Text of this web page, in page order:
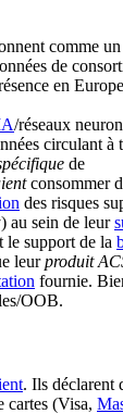
comme
de
en
/réseaux
circulant à
de
consommer
des risques
au sein de leur
le support de la
leurproduit
fournie.
OOB.
. Ils déclarent
cartes (Visa,